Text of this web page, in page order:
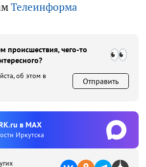
Телеинформа
происшествия, чего-то
об этом в
Отправить
в MAX
Иркутска